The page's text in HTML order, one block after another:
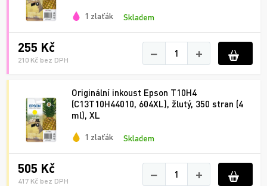
1 zlaťák Skladem
255 Kč
210 Kč bez DPH − +
Originální inkoust Epson T10H4
(C13T10H44010, 604XL), žlutý, 350 stran (4
ml), XL
1 zlaťák Skladem
505 Kč
417 Kč bez DPH − +